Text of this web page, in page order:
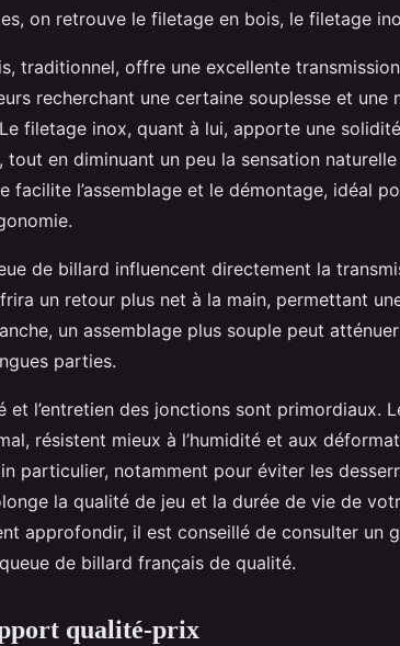
on retrouve le filetage en bois, le filetage
traditionnel, offre une excellente
recherchant une certaine souplesse et une
filetage inox, quant à lui, apporte une
tout en diminuant un peu la sensation
facilite l’assemblage et le démontage, idéal
de billard influencent directement la
un retour plus net à la main, permettant
un assemblage plus souple peut
parties.
et l’entretien des jonctions sont primordiaux.
résistent mieux à l’humidité et aux
particulier, notamment pour éviter les
la qualité de jeu et la durée de vie de
approfondir, il est conseillé de consulter un
de billard français de qualité.
qualité-prix